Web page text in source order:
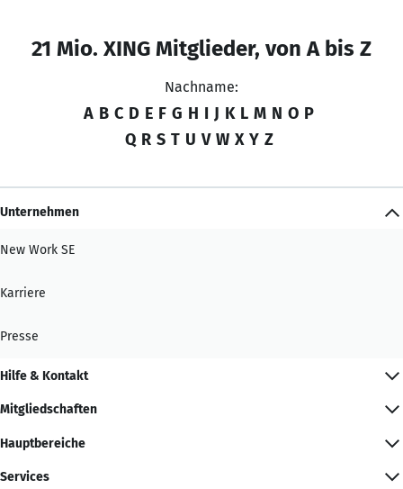
21 Mio. XING Mitglieder, von A bis Z
Nachname:
A B C D E F G H I J K L M N O P
Q R S T U V W X Y Z
Unternehmen
New Work SE
Karriere
Presse
Hilfe & Kontakt
Mitgliedschaften
Hauptbereiche
Services